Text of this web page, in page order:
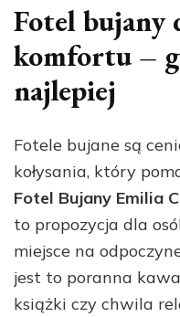
Fotel bujany
komfortu –
najlepiej
Fotele bujane są
kołysania, który
Fotel Bujany Emilia
to propozycja dla
miejsce na
jest to poranna
książki czy chwila